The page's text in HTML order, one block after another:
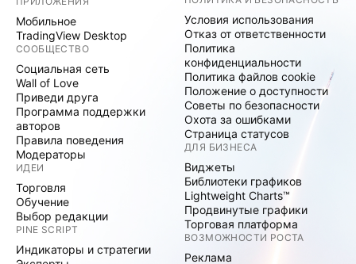
Мобильное
TradingView Desktop
СООБЩЕСТВО
Социальная сеть
Wall of Love
Приведи друга
Программа поддержки
авторов
Правила поведения
Модераторы
ИДЕИ
Торговля
Обучение
Выбор редакции
PINE SCRIPT
Индикаторы и стратегии
Условия использования
Отказ от ответственности
Политика
конфиденциальности
Политика файлов cookie
Положение о доступности
Советы по безопасности
Охота за ошибками
Страница статусов
ДЛЯ БИЗНЕСА
Виджеты
Библиотеки графиков
Lightweight Charts™
Продвинутые графики
Торговая платформа
ВОЗМОЖНОСТИ РОСТА
Реклама